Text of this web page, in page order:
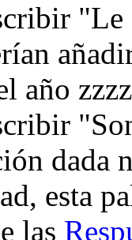
año
dada
esta
las